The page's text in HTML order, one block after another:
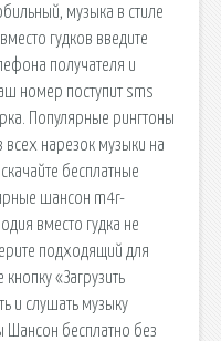
музыка в стиле
гудков введите
получателя и
номер поступит sms
Популярные рингтоны
нарезок музыки на
бесплатные
шансон m4r-
вместо гудка не
подходящий для
«Загрузить
и слушать музыку
Шансон бесплатно без